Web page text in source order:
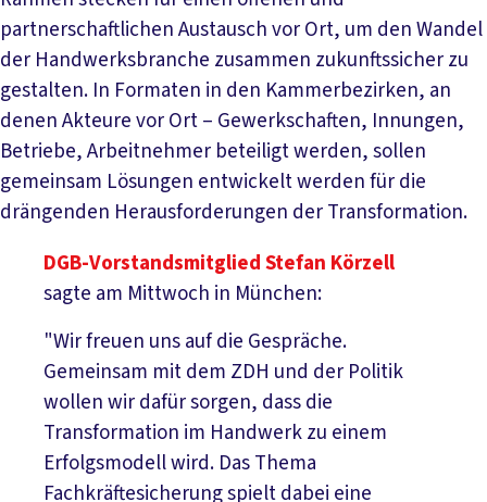
partnerschaftlichen Austausch vor Ort, um den Wandel
der Handwerksbranche zusammen zukunftssicher zu
gestalten. In Formaten in den Kammerbezirken, an
denen Akteure vor Ort – Gewerkschaften, Innungen,
Betriebe, Arbeitnehmer beteiligt werden, sollen
gemeinsam Lösungen entwickelt werden für die
drängenden Herausforderungen der Transformation.
DGB-Vorstandsmitglied Stefan Körzell
sagte am Mittwoch in München:
"Wir freuen uns auf die Gespräche.
Gemeinsam mit dem ZDH und der Politik
wollen wir dafür sorgen, dass die
Transformation im Handwerk zu einem
Erfolgsmodell wird. Das Thema
Fachkräftesicherung spielt dabei eine